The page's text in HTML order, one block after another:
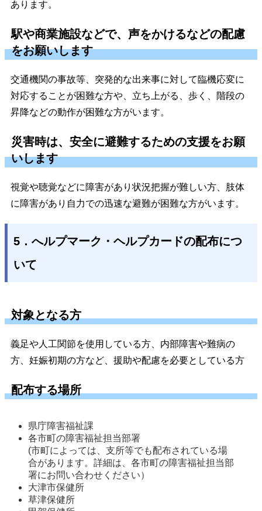
あります。
駅や商業施設などで、声をかけるなどの配慮
をお願いします
交通機関の事故等、突発的な出来事に対して臨機応変に
対応することが困難な方や、立ち上がる、歩く、階段の
昇降などの動作が困難な方がいます。
災害時は、安全に避難するための支援をお願
いします
視覚や聴覚などに障害があり状況把握が難しい方、肢体
に障害があり自力での迅速な避難が困難な方がいます。
5．へルプマーク・ヘルプカードの配布につ
いて
対象となる方
義足や人工関節を使用している方、内部障害や難病の
方、妊娠初期の方など、援助や配慮を必要としている方
配布する場所
県庁障害福祉課
各市町の障害福祉担当部署
(市町によっては、支所等でも配布されている場
合があります。詳細は、各市町の障害福祉担当部
署にお問い合わせください）
大津市保健所
草津保健所